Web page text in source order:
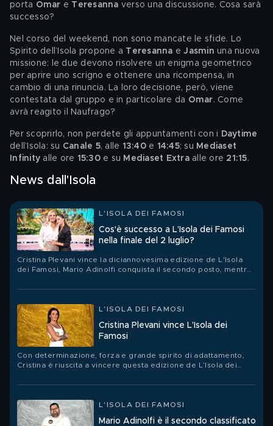
porta Omar e Teresanna verso una discussione. Cosa sarà
successo?
Nel corso del weekend, non sono mancate le sfide. Lo
Spirito dell’Isola propone a Teresanna e Jasmin una nuova
missione: le due devono risolvere un enigma geometrico
per aprire uno scrigno e ottenere una ricompensa, in
cambio di una rinuncia. La loro decisione, però, viene
contestata dal gruppo e in particolare da Omar. Come
avrà reagito il Naufrago?
Per scoprirlo, non perdete gli appuntamenti con i Daytime
dell’Isola: su Canale 5, alle 13:40 e 14:45; su Mediaset
Infinity alle ore 15:30 e su Mediaset Extra alle ore 21:15.
News dall'Isola
L'ISOLA DEI FAMOSI
Cos'è successo a L’Isola dei Famosi
nella finale del 2 luglio?
Cristina Plevani vince la diciannovesima edizione de L'Isola
dei Famosi, Mario Adinolfi conquista il secondo posto, mentre
L'ISOLA DEI FAMOSI
Cristina Plevani vince L’Isola dei
Famosi
Con determinazione, forza e grande spirito di adattamento,
Cristina è riuscita a vincere questa edizione de L’Isola dei
L'ISOLA DEI FAMOSI
Mario Adinolfi è il secondo classificato